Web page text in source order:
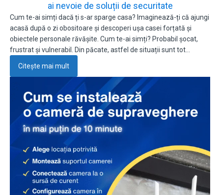
ai nevoie de soluții de securitate
Cum te-ai simți dacă ți s-ar sparge casa? Imaginează-ți că ajungi
acasă după o zi obositoare și descoperi ușa casei forțată și
obiectele personale răvășite. Cum te-ai simți? Probabil șocat,
frustrat și vulnerabil. Din păcate, astfel de situații sunt tot…
Citește mai mult